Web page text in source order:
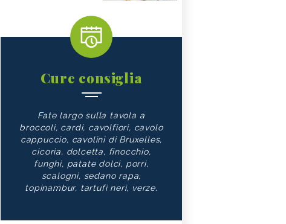
Cure consiglia
Fate largo sulla tavola a
broccoli, cardi, cavolfiori, cavolo
cappuccio, cavolini di Bruxelles,
cicoria, dolcetta, finocchio,
funghi, patate dolci, porri,
scalogni, sedano rapa,
topinambur, tartufi neri, verze.